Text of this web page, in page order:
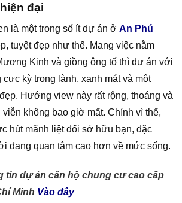
đại
là một trong số ít dự án ở An Phú
tuyệt đẹp như thế. Mang việc nằm
Kinh và giồng ông tố thì dự án với
cực kỳ trong lành, xanh mát và một
Hướng view này rất rộng, thoáng và
không bao giờ mất. Chính vì thế,
hút mãnh liệt đối sở hữu bạn, đặc
đang quan tâm cao hơn về mức sống.
tin dự án căn hộ chung cư cao cấp
Minh Vào đây